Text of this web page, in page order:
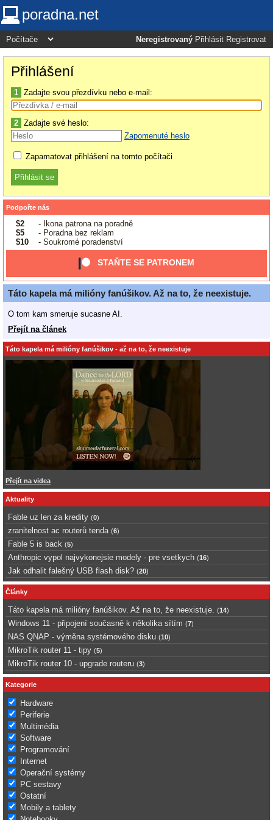
poradna.net
Neregistrovaný Přihlásit Registrovat
Přihlášení
1 Zadajte svou přezdívku nebo e-mail:
2 Zadajte své heslo:
Zapomenuté heslo
Zapamatovat přihlášení na tomto počítači
Podpořte nás
$2
- Ikona patrona na poradně
$5
- Poradna bez reklam
$10
- Soukromé poradenství
STAŇTE SE PATRONEM
Táto kapela má milióny fanúšikov. Až na to, že neexistuje.
O tom kam smeruje sucasne AI.
Přejít na článek
Táto kapela má milióny fanúšikov - až na to, že neexistuje
Přejít na videa
Aktuality
Fable uz len za kredity (0)
zranitelnost ac routerů tenda (6)
Fable 5 is back (5)
Anthropic vypol najvykonejsie modely - pre vsetkych (16)
Jak odhalit falešný USB flash disk? (20)
Články
Táto kapela má milióny fanúšikov. Až na to, že neexistuje. (14)
Windows 11 - připojení současně k několika sítím (7)
NAS QNAP - výměna systémového disku (10)
MikroTik router 11 - tipy (5)
MikroTik router 10 - upgrade routeru (3)
Kategorie
Hardware
Periferie
Multimédia
Software
Programování
Internet
Operační systémy
PC sestavy
Ostatní
Mobily a tablety